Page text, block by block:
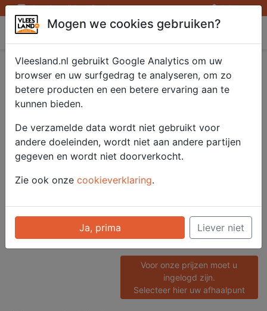
Openingstijden afhaalpunten Inloggen
Vleesland
Zongedroogde
tomaatjes in olie
1000 gr.
51705
Categorie
Diversen - Tapas en
Tapenades
Voor onze prijzen moet u
ingelogd zijn.
Selecteer hier uw afhaalpunt
Mogen we cookies gebruiken?
Vleesland.nl gebruikt Google Analytics om uw
browser en uw surfgedrag te analyseren, om zo
betere producten en een betere ervaring aan te
kunnen bieden.
De verzamelde data wordt niet gebruikt voor
andere doeleinden, wordt niet aan andere partijen
gegeven en wordt niet doorverkocht.
Zie ook onze cookieverklaring.
Ja, prima Liever niet